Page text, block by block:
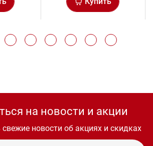
на новости и акции
новости об акциях и скидках